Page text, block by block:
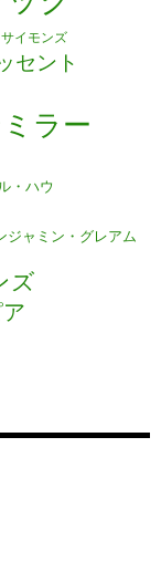
イモンズ
セント
ラー
・ハウ
ジャミン・グレアム
ズ